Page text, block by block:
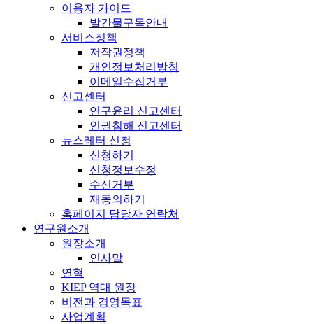
이용자 가이드
발간물구독안내
서비스정책
저작권정책
개인정보처리방침
이메일수집거부
신고센터
연구윤리 신고센터
인권침해 신고센터
뉴스레터 신청
신청하기
신청정보수정
수신거부
재동의하기
홈페이지 담당자 연락처
연구원소개
원장소개
인사말
연혁
KIEP 역대 원장
비전과 경영목표
사업계획